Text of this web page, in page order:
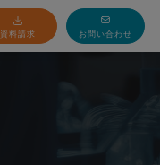
資料請求 お問い合わせ